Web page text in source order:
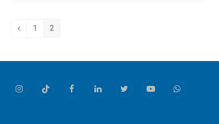
AnteriorPage
1 Page
2
InstagramTiktok FacebookLinkedInTwitterYoutubeWhatsapp